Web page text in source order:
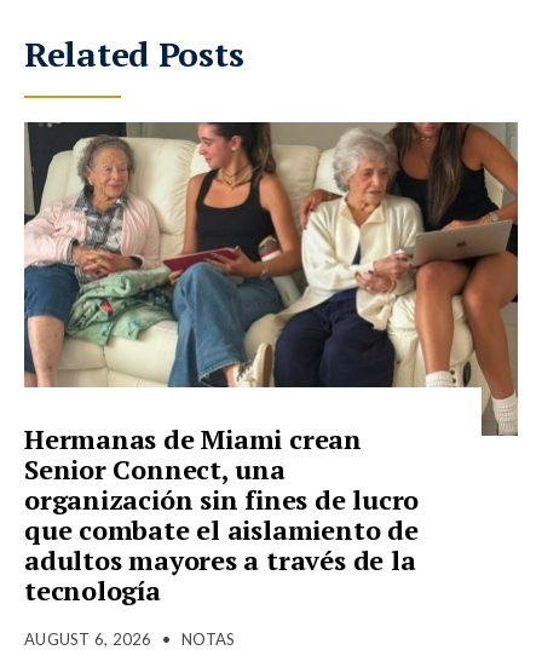
Related Posts
Hermanas de Miami crean
Senior Connect, una
organización sin fines de lucro
que combate el aislamiento de
adultos mayores a través de la
tecnología
AUGUST 6, 2026 • NOTAS